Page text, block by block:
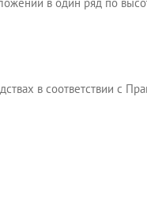
в соответствии с